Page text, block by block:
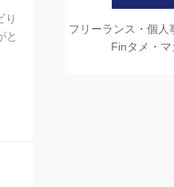
り
と
フリーランス・個人
Finタメ・マ